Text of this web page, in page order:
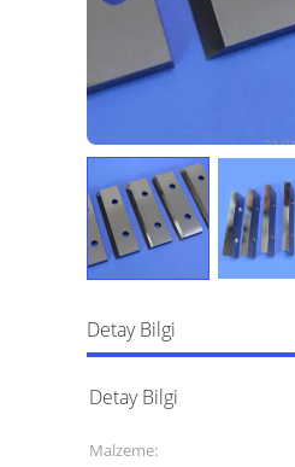
Detay Bilgi
Detay Bilgi
Malzeme: